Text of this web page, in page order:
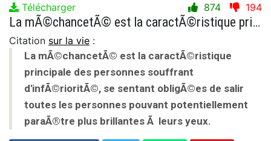
Télécharger 874 194
La mÃ©chancetÃ© est la caractÃ©ristique principale des personnes souffrant d'infÃ©rioritÃ©, se sentant obligÃ©es de salir toutes les personnes pouvant potentiellement paraÃ®tre plus brillantes Ã leurs yeux.
Citation sur la vie :
La mÃ©chancetÃ© est la caractÃ©ristique
principale des personnes souffrant
d'infÃ©rioritÃ©, se sentant obligÃ©es de salir
toutes les personnes pouvant potentiellement
paraÃ®tre plus brillantes Ã leurs yeux.